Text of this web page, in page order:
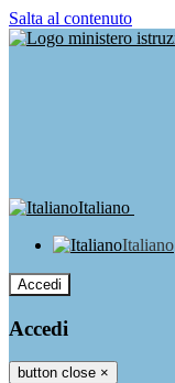
Salta al contenuto
Italiano
Italiano
Accedi
Accedi
button close ×